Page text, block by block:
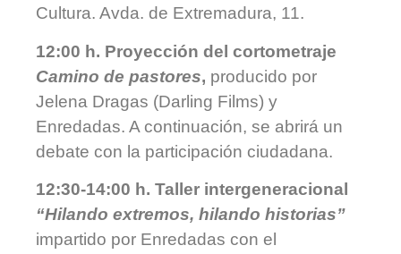
Cultura. Avda. de Extremadura, 11.
12:00 h. Proyección del cortometraje
Camino de pastores, producido por
Jelena Dragas (Darling Films) y
Enredadas. A continuación, se abrirá un
debate con la participación ciudadana.
12:30-14:00 h. Taller intergeneracional
“Hilando extremos, hilando historias”
impartido por Enredadas con el